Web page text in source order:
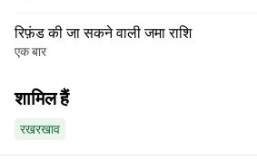
रिफ़ंड की जा सकने वाली जमा राशि
एक बार
शामिल हैं
रखरखाव